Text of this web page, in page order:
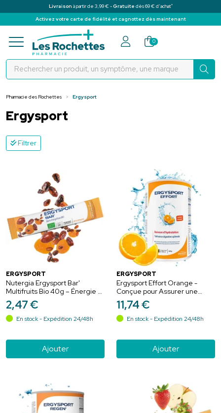
Livraison à partir de 3,99 € -Gratuite dès 69 € d’achat*
Activez votre carte de fidélité et cagnottez dès maintenant
Pharmacie des Rochettes Votre
0
Pharmacie des Rochettes Ergysport
Ergysport
Filtrer
ERGYSPORT
Nutergia Ergysport Bar'
Multifruits Bio 40g – Énergie et
endurance
2,47€
En stock - Expédition 24/48h
Ajouter
ERGYSPORT
Ergysport Effort Orange -
Conçue pour Assurer une
Bonne Hydratation - 450
Grammes
11,74€
En stock - Expédition 24/48h
Ajouter